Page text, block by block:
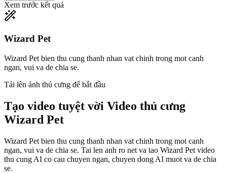
Xem trước kết quả
Wizard Pet
Wizard Pet bien thu cung thanh nhan vat chinh trong mot canh
ngan, vui va de chia se.
Tải lên ảnh thú cưng để bắt đầu
Tạo video tuyệt vời Video thú cưng
Wizard Pet
Wizard Pet bien thu cung thanh nhan vat chinh trong mot canh
ngan, vui va de chia se. Tai len anh ro net va tao Wizard Pet video
thu cung AI co cau chuyen ngan, chuyen dong AI muot va de chia
se.